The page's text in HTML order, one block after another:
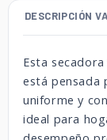
DESCRIPCIÓN
Esta
está pensada
uniforme y
ideal para